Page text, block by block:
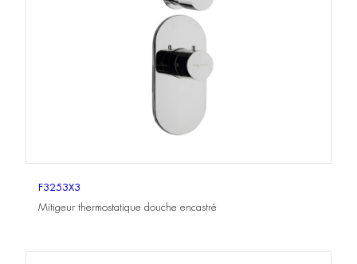
F3253X3
Mitigeur thermostatique douche encastré